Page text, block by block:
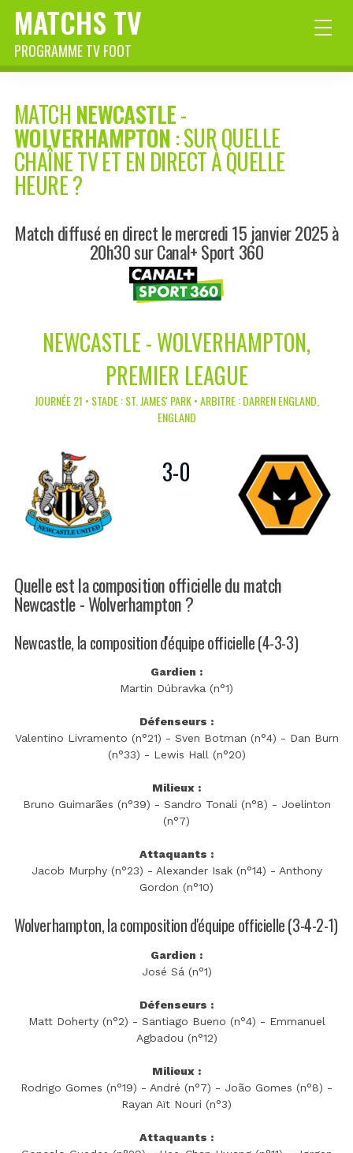
MATCHS TV
PROGRAMME TV FOOT
MATCH NEWCASTLE-
WOLVERHAMPTON: SUR QUELLE
CHAÎNE TV ET EN DIRECT À QUELLE
HEURE ?
Match diffusé en direct le mercredi 15 janvier 2025 à
20h30 sur Canal+ Sport 360
NEWCASTLE - WOLVERHAMPTON,
PREMIER LEAGUE
JOURNÉE 21 • STADE : ST. JAMES' PARK • ARBITRE : DARREN ENGLAND,
ENGLAND
3-0
Quelle est la composition officielle du match
Newcastle - Wolverhampton ?
Newcastle, la composition d'équipe officielle (4-3-3)
Gardien :
Martin Dúbravka (n°1)
Défenseurs :
Valentino Livramento (n°21) - Sven Botman (n°4) - Dan Burn
(n°33) - Lewis Hall (n°20)
Milieux :
Bruno Guimarães (n°39) - Sandro Tonali (n°8) - Joelinton
(n°7)
Attaquants :
Jacob Murphy (n°23) - Alexander Isak (n°14) - Anthony
Gordon (n°10)
Wolverhampton, la composition d'équipe officielle (3-4-2-1)
Gardien :
José Sá (n°1)
Défenseurs :
Matt Doherty (n°2) - Santiago Bueno (n°4) - Emmanuel
Agbadou (n°12)
Milieux :
Rodrigo Gomes (n°19) - André (n°7) - João Gomes (n°8) -
Rayan Aït Nouri (n°3)
Attaquants :